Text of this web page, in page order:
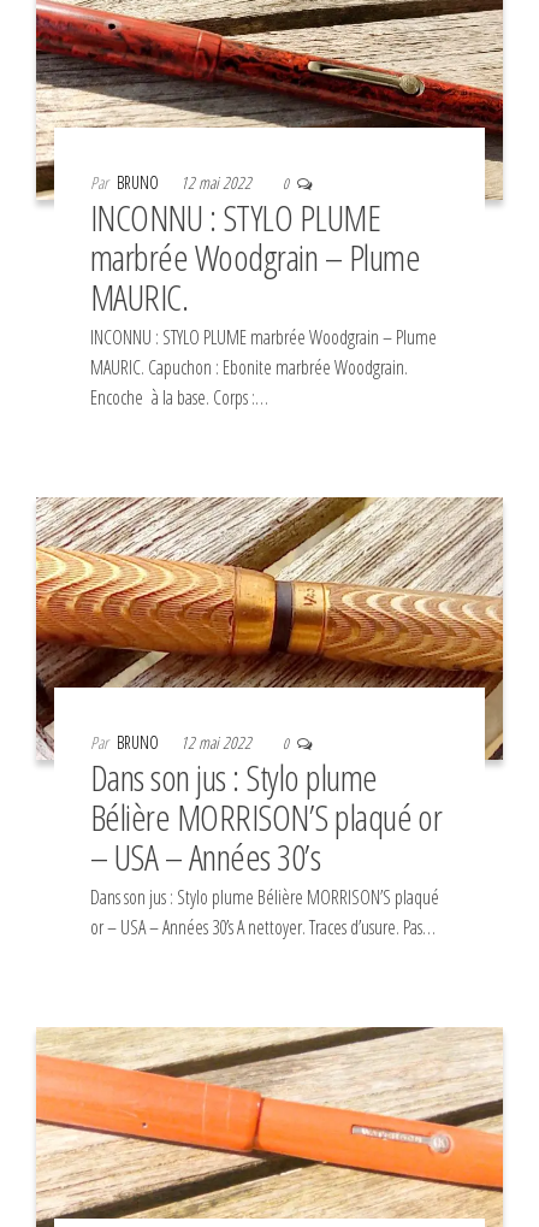
Par BRUNO 12 mai 2022 0
INCONNU : STYLO PLUME
marbrée Woodgrain – Plume
MAURIC.
INCONNU : STYLO PLUME marbrée Woodgrain – Plume
MAURIC. Capuchon : Ebonite marbrée Woodgrain.
Encoche à la base. Corps :…
Par BRUNO 12 mai 2022 0
Dans son jus : Stylo plume
Bélière MORRISON’S plaqué or
– USA – Années 30’s
Dans son jus : Stylo plume Bélière MORRISON’S plaqué
or – USA – Années 30’s A nettoyer. Traces d’usure. Pas…